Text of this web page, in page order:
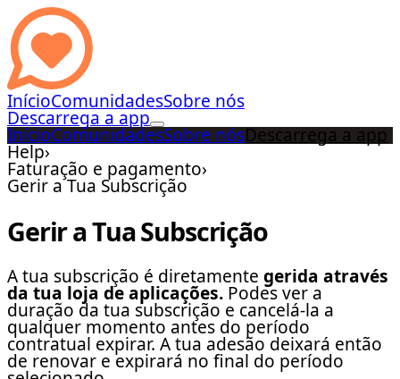
InícioComunidadesSobre nós
Descarrega a app
InícioComunidadesSobre nósDescarrega a app
Help›
Faturação e pagamento›
Gerir a Tua Subscrição
Gerir a Tua Subscrição
A tua subscrição é diretamente gerida através
da tua loja de aplicações. Podes ver a
duração da tua subscrição e cancelá-la a
qualquer momento antes do período
contratual expirar. A tua adesão deixará então
de renovar e expirará no final do período